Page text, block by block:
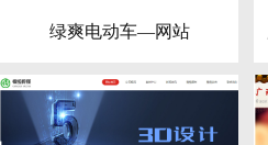
绿爽电动车—网站